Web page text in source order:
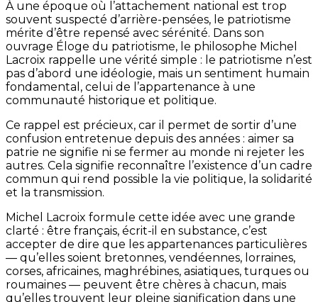
À une époque où l’attachement national est trop
souvent suspecté d’arrière-pensées, le patriotisme
mérite d’être repensé avec sérénité. Dans son
ouvrage Éloge du patriotisme, le philosophe Michel
Lacroix rappelle une vérité simple : le patriotisme n’est
pas d’abord une idéologie, mais un sentiment humain
fondamental, celui de l’appartenance à une
communauté historique et politique.
Ce rappel est précieux, car il permet de sortir d’une
confusion entretenue depuis des années : aimer sa
patrie ne signifie ni se fermer au monde ni rejeter les
autres. Cela signifie reconnaître l’existence d’un cadre
commun qui rend possible la vie politique, la solidarité
et la transmission.
Michel Lacroix formule cette idée avec une grande
clarté : être français, écrit-il en substance, c’est
accepter de dire que les appartenances particulières
— qu’elles soient bretonnes, vendéennes, lorraines,
corses, africaines, maghrébines, asiatiques, turques ou
roumaines — peuvent être chères à chacun, mais
qu’elles trouvent leur pleine signification dans une